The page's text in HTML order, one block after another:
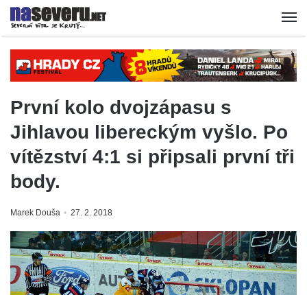
První kolo dvojzápasu s
Jihlavou libereckým vyšlo. Po
vítězství 4:1 si připsali první tři
body.
Marek Douša 27. 2. 2018